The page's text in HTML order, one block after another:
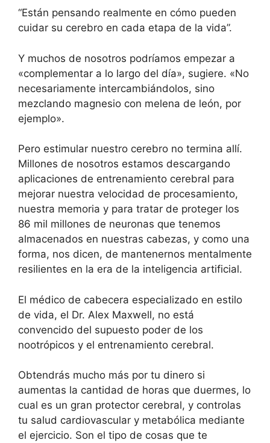
“Están pensando realmente en cómo pueden
cuidar su cerebro en cada etapa de la vida”.
Y muchos de nosotros podríamos empezar a
«complementar a lo largo del día», sugiere. «No
necesariamente intercambiándolos, sino
mezclando magnesio con melena de león, por
ejemplo».
Pero estimular nuestro cerebro no termina allí.
Millones de nosotros estamos descargando
aplicaciones de entrenamiento cerebral para
mejorar nuestra velocidad de procesamiento,
nuestra memoria y para tratar de proteger los
86 mil millones de neuronas que tenemos
almacenados en nuestras cabezas, y como una
forma, nos dicen, de mantenernos mentalmente
resilientes en la era de la inteligencia artificial.
El médico de cabecera especializado en estilo
de vida, el Dr. Alex Maxwell, no está
convencido del supuesto poder de los
nootrópicos y el entrenamiento cerebral.
Obtendrás mucho más por tu dinero si
aumentas la cantidad de horas que duermes, lo
cual es un gran protector cerebral, y controlas
tu salud cardiovascular y metabólica mediante
el ejercicio. Son el tipo de cosas que te